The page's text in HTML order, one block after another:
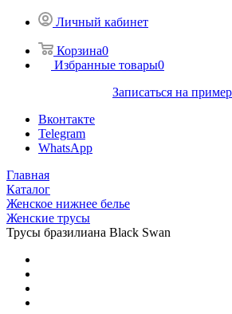
Личный кабинет
Корзина0
Избранные товары0
Записаться на
Вконтакте
Telegram
WhatsApp
Главная
Каталог
Женское нижнее белье
Женские трусы
Трусы бразилиана Black Swan